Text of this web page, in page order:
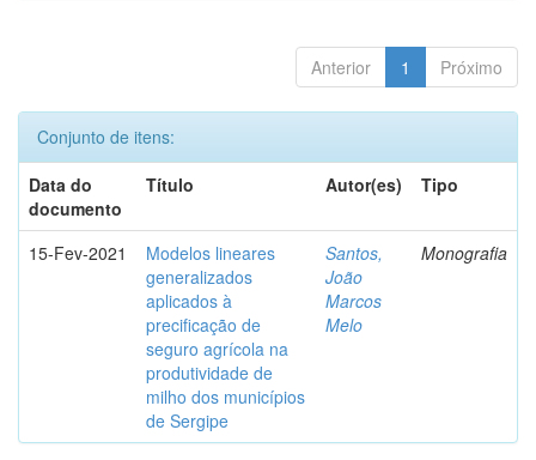
Anterior 1 Próximo
Conjunto de itens:
Data do
documento
Título Autor(es) Tipo
15-Fev-2021
Modelos lineares
generalizados
aplicados à
precificação de
seguro agrícola na
produtividade de
milho dos municípios
de Sergipe
Santos,
João
Marcos
Melo
Monografia